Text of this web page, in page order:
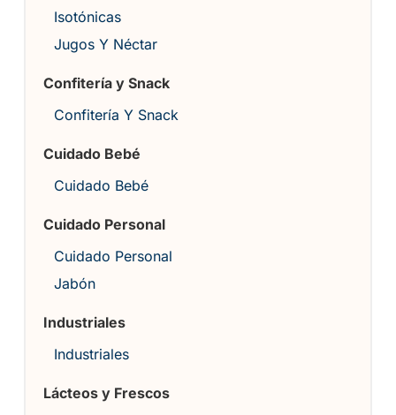
Isotónicas
Jugos Y Néctar
Confitería y Snack
Confitería Y Snack
Cuidado Bebé
Cuidado Bebé
Cuidado Personal
Cuidado Personal
Jabón
Industriales
Industriales
Lácteos y Frescos